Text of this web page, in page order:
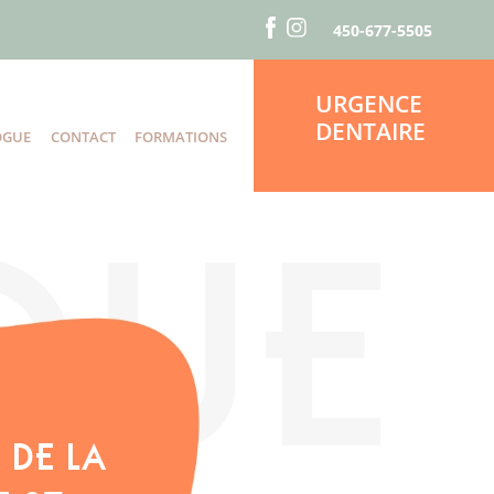
450-677-5505
CONTACT FORMATIONS
URGENCE
DENTAIRE
DE LA